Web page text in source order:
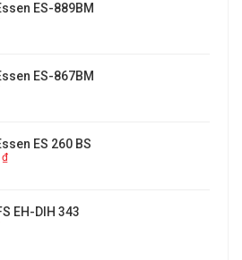
ES-889BM
ES-867BM
ES 260 BS
₫
EH-DIH 343